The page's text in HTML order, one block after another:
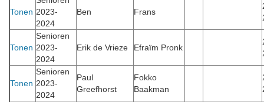
Tonen 2023-
2024
Ben Frans
Tonen
Senioren
2023-
2024
Erik de Vrieze Efraïm Pronk
Tonen
Senioren
2023-
2024
Paul
Greefhorst
Fokko
Baakman